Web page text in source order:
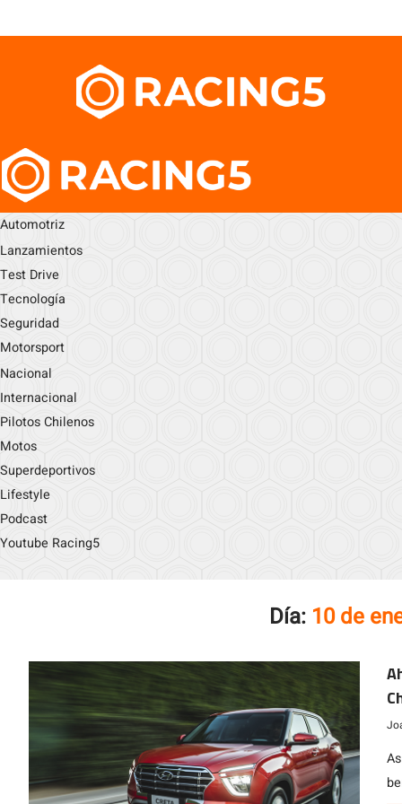
Automotriz
Lanzamientos
Test Drive
Tecnología
Seguridad
Motorsport
Nacional
Internacional
Pilotos Chilenos
Motos
Superdeportivos
Lifestyle
Podcast
Youtube Racing5
Día: 10 de